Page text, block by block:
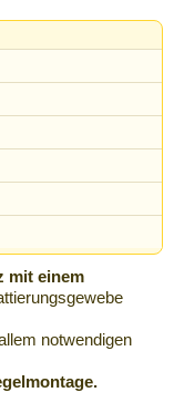
mit einem
notwendigen